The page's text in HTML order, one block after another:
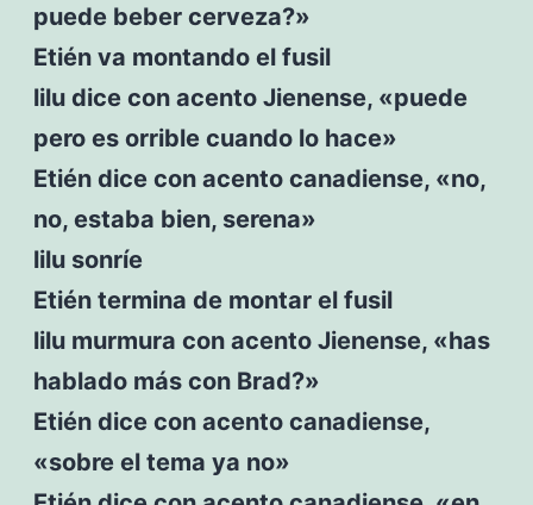
puede beber cerveza?»
Etién va montando el fusil
lilu dice con acento Jienense, «puede
pero es orrible cuando lo hace»
Etién dice con acento canadiense, «no,
no, estaba bien, serena»
lilu sonríe
Etién termina de montar el fusil
lilu murmura con acento Jienense, «has
hablado más con Brad?»
Etién dice con acento canadiense,
«sobre el tema ya no»